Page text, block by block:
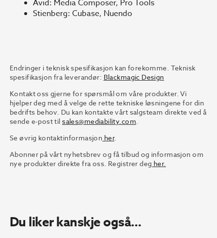
Avid: Media Composer, Pro Tools
Stienberg: Cubase, Nuendo
Endringer i teknisk spesifikasjon kan forekomme. Teknisk
spesifikasjon fra leverandør: Blackmagic Design
Kontakt oss gjerne for spørsmål om våre produkter. Vi
hjelper deg med å velge de rette tekniske løsningene for din
bedrifts behov. Du kan kontakte vårt salgsteam direkte ved å
sende e-post tilsales@mediability.com.
Se øvrig kontaktinformasjon her.
Abonner på vårt nyhetsbrev og få tilbud og informasjon om
nye produkter direkte fra oss. Registrer deg her.
Du liker kanskje også…